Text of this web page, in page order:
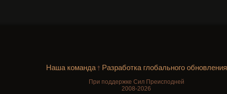
Наша команда† Разработка глобального обновления
При поддержке Сил Преисподней
2008-2026